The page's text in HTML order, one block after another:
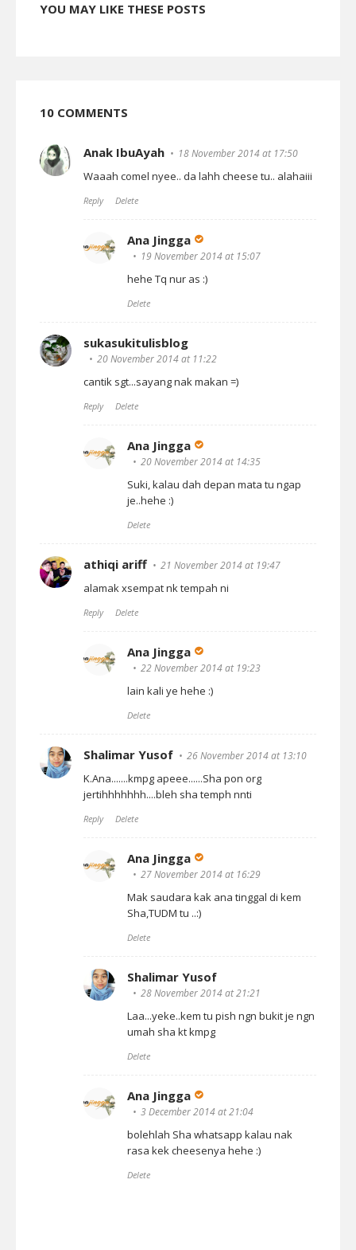
YOU MAY LIKE THESE POSTS
10 COMMENTS
Anak IbuAyah 18 November 2014 at 17:50
Waaah comel nyee.. da lahh cheese tu.. alahaiii
Reply Delete
Ana Jingga
19 November 2014 at 15:07
hehe Tq nur as :)
Delete
sukasukitulisblog
20 November 2014 at 11:22
cantik sgt...sayang nak makan =)
Reply Delete
Ana Jingga
20 November 2014 at 14:35
Suki, kalau dah depan mata tu ngap
je..hehe :)
Delete
athiqi ariff 21 November 2014 at 19:47
alamak xsempat nk tempah ni
Reply Delete
Ana Jingga
22 November 2014 at 19:23
lain kali ye hehe :)
Delete
Shalimar Yusof 26 November 2014 at 13:10
K.Ana.......kmpg apeee......Sha pon org
jertihhhhhhh....bleh sha temph nnti
Reply Delete
Ana Jingga
27 November 2014 at 16:29
Mak saudara kak ana tinggal di kem
Sha,TUDM tu ..:)
Delete
Shalimar Yusof
28 November 2014 at 21:21
Laa...yeke..kem tu pish ngn bukit je ngn
umah sha kt kmpg
Delete
Ana Jingga
3 December 2014 at 21:04
bolehlah Sha whatsapp kalau nak
rasa kek cheesenya hehe :)
Delete